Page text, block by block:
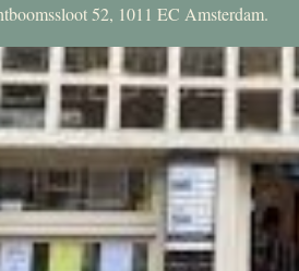
52, 1011 EC Amsterdam.